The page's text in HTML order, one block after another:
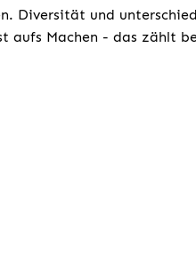
Diversität und
aufs Machen - das zählt